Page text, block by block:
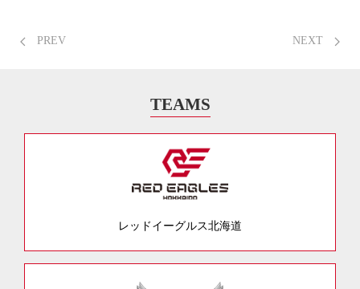
PREV NEXT
TEAMS
レッドイーグルス北海道